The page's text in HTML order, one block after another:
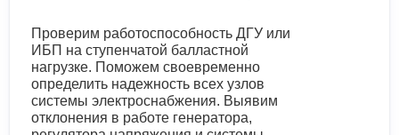
Проверим работоспособность ДГУ или
ИБП на ступенчатой балластной
нагрузке. Поможем своевременно
определить надежность всех узлов
системы электроснабжения. Выявим
отклонения в работе генератора,